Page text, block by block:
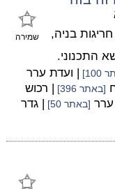
שמירה
בניה,
התכנוני.
| ועדת ערר
[באתר 396]
| רכוש
[באתר 50] | גדר